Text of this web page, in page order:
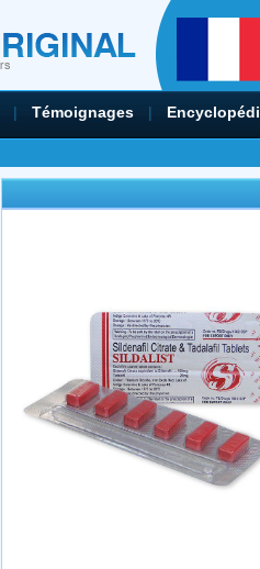
| Témoignages |